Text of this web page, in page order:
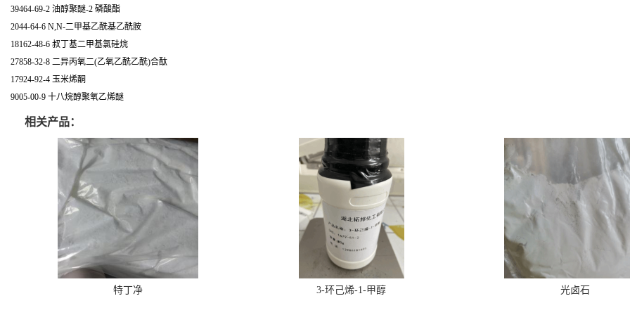
39464-69-2 油醇聚醚-2 磷酸酯
2044-64-6 N,N-二甲基乙酰基乙酰胺
18162-48-6 叔丁基二甲基氯硅烷
27858-32-8 二异丙氧二(乙氧乙酰乙酰)合酞
17924-92-4 玉米烯酮
9005-00-9 十八烷醇聚氧乙烯醚
相关产品：
特丁净 3-环己烯-1-甲醇 光卤石